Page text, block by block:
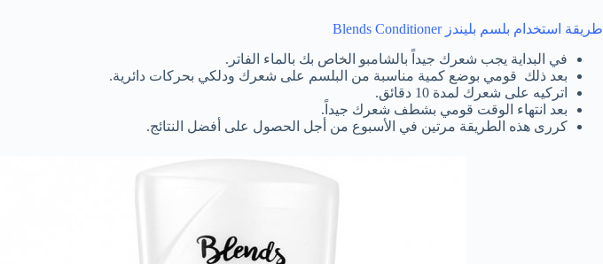
طريقة استخدام بلسم بليندز Blends Conditioner
في البداية يجب شعرك جيداً بالشامبو الخاص بك بالماء الفاتر.
بعد ذلك قومي بوضع كمية مناسبة من البلسم على شعرك ودلكي بحركات دائرية.
اتركيه على شعرك لمدة 10 دقائق.
بعد انتهاء الوقت قومي بشطف شعرك جيداً.
كررى هذه الطريقة مرتين في الأسبوع من أجل الحصول على أفضل النتائج.